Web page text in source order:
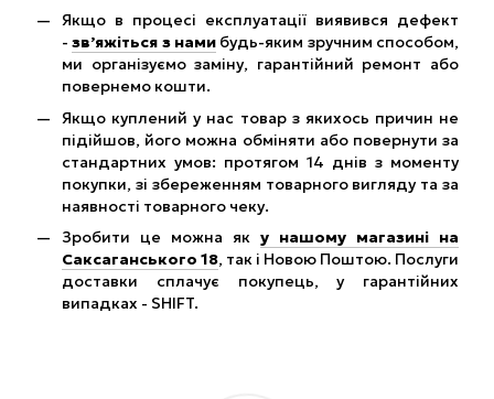
Якщо в процесі експлуатації виявився дефект
-зв’яжіться з нами будь-яким зручним способом,
ми організуємо заміну, гарантійний ремонт або
повернемо кошти.
Якщо куплений у нас товар з якихось причин не
підійшов, його можна обміняти або повернути за
стандартних умов: протягом 14 днів з моменту
покупки, зі збереженням товарного вигляду та за
наявності товарного чеку.
Зробити це можна як у нашому магазині на
Саксаганського 18, так і Новою Поштою. Послуги
доставки сплачує покупець, у гарантійних
випадках - SHIFT.